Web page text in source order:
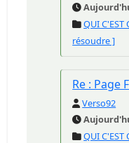
QUI C'EST
résoudre ]
Re : Page
Verso92
QUI C'EST